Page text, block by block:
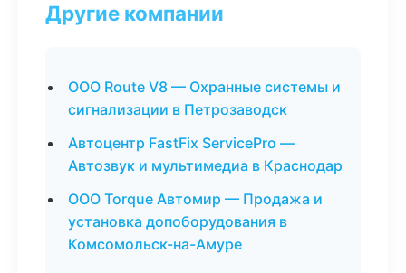
Другие компании
ООО Route V8 — Охранные системы и
сигнализации в Петрозаводск
Автоцентр FastFix ServicePro —
Автозвук и мультимедиа в Краснодар
ООО Torque Автомир — Продажа и
установка допоборудования в
Комсомольск-на-Амуре